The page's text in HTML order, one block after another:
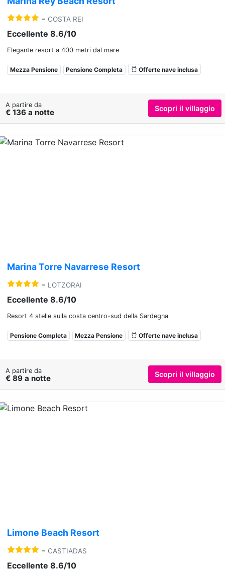
- COSTA REI
Eccellente 8.6/10
Elegante resort a 400 metri dal mare
Mezza Pensione Pensione Completa Offerte nave inclusa
A partire da
€ 136 a notte Scopri il villaggio
Marina Torre Navarrese Resort
- LOTZORAI
Eccellente 8.6/10
Resort 4 stelle sulla costa centro-sud della Sardegna
Pensione Completa Mezza Pensione Offerte nave inclusa
A partire da
€ 89 a notte Scopri il villaggio
Limone Beach Resort
- CASTIADAS
Eccellente 8.6/10